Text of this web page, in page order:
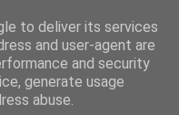
to deliver its services
and user-agent are
and security
generate usage
abuse.